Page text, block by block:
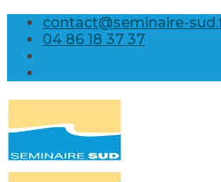
Skip
content
contact@seminaire-
04 86 18 37 37